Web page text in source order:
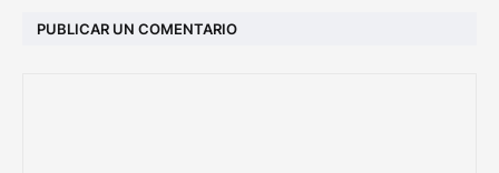
PUBLICAR UN COMENTARIO